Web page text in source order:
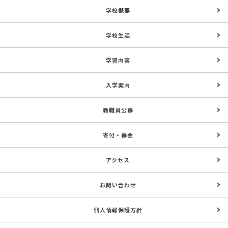
学校概要
学校生活
学習内容
入学案内
教職員公募
寄付・募金
アクセス
お問い合わせ
個人情報保護方針